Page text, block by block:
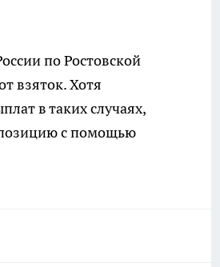
по Ростовской
взяток. Хотя
в таких случаях,
с помощью